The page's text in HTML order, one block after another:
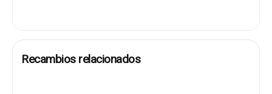
Recambios relacionados